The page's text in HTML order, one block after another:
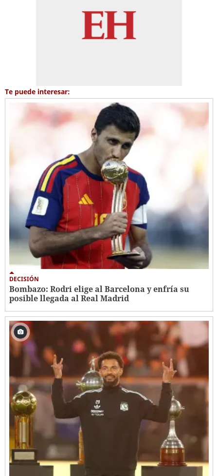
Te puede interesar:
DECISIÓN
Bombazo: Rodri elige al Barcelona y enfría su
posible llegada al Real Madrid